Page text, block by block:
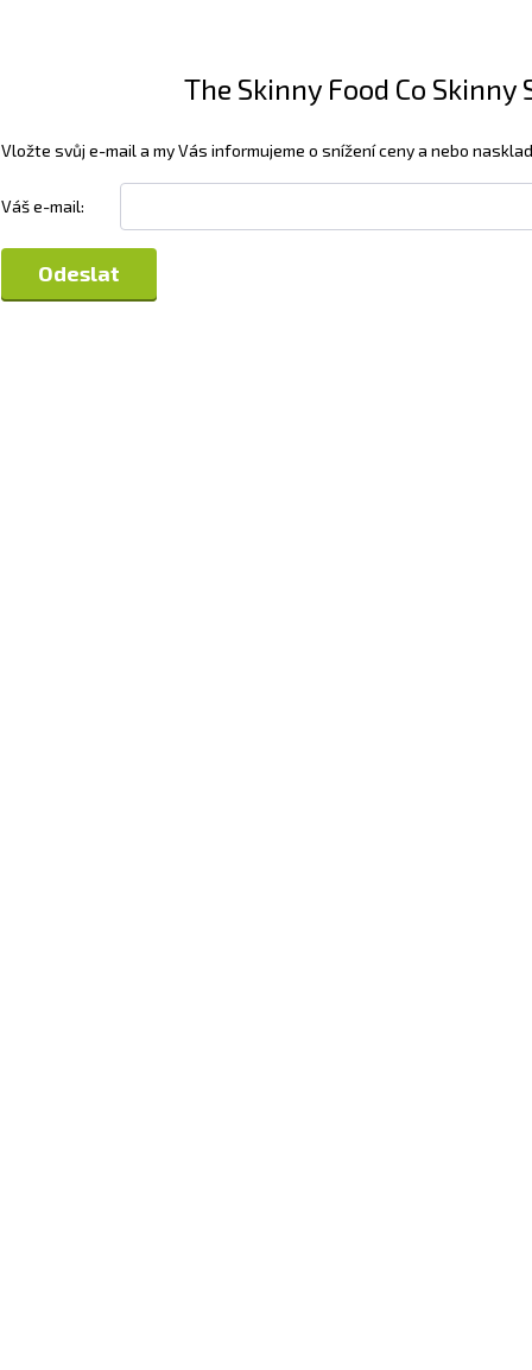
The Skinny Food Co
Vložte svůj e-mail a my Vás informujeme o snížení ceny a nebo
Váš e-mail: